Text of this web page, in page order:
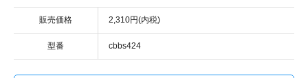
販売価格 2,310円(内税)
型番 cbbs424